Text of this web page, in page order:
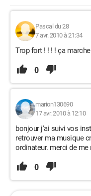
Pascal du 28
7 avr. 2010 à 21:34
Trop fort ! ! ! ! ça
0
marion130690
17 avr. 2010 à 12:10
bonjour j'ai suivi vos
retrouver ma musique
ordinateur. merci de me
0